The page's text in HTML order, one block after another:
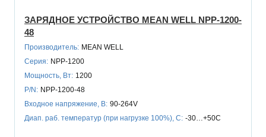
ЗАРЯДНОЕ УСТРОЙСТВО MEAN WELL NPP-1200-
48
Производитель: MEAN WELL
Серия: NPP-1200
Мощность, Вт: 1200
P/N: NPP-1200-48
Входное напряжение, В: 90-264V
Диап. раб. температур (при нагрузке 100%), C: -30…+50C